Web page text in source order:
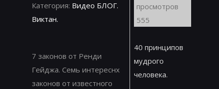
Категория: Видео БЛОГ.
Виктан.
7 законов от Ренди
Гейджа. Семь интереснх
законов от известного
просмотров
555
40 принципов
мудрого
человека.